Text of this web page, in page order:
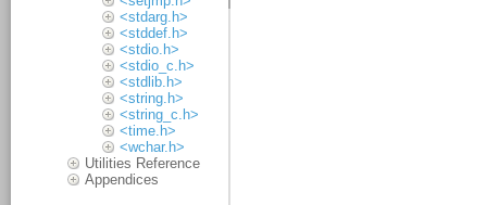
<stdarg.h>
<stddef.h>
<stdio.h>
<stdio_c.h>
<stdlib.h>
<string.h>
<string_c.h>
<time.h>
<wchar.h>
Utilities Reference
Appendices